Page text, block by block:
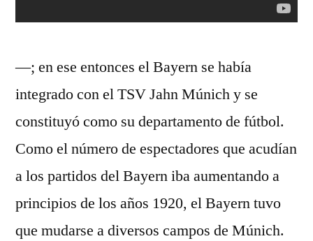
—; en ese entonces el Bayern se había
integrado con el TSV Jahn Múnich y se
constituyó como su departamento de fútbol.
Como el número de espectadores que acudían
a los partidos del Bayern iba aumentando a
principios de los años 1920, el Bayern tuvo
que mudarse a diversos campos de Múnich.